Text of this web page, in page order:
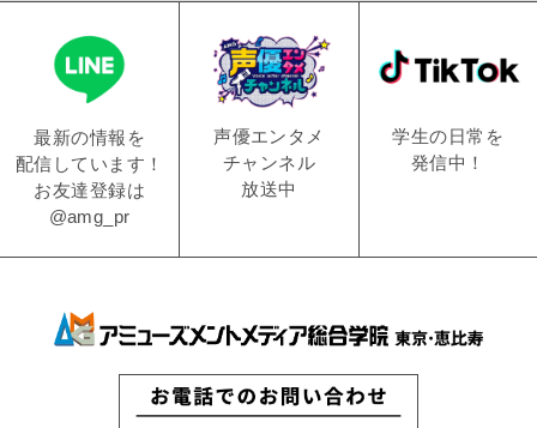
最新の情報を
配信しています！
お友達登録は
@amg_pr
声優エンタメ
チャンネル
放送中
学生の日常を
発信中！